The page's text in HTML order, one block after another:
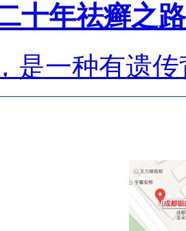
十年祛癣之路
是一种有遗传